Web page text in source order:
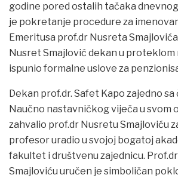
godine pored ostalih tačaka
je pokretanje procedure za
Emeritusa prof.dr Nusreta
Nusret Smajlović dekan u proteklom
ispunio formalne uslove za
Dekan prof.dr. Safet Kapo zajedno sa
Naučno nastavničkog viječa u svom
zahvalio prof.dr Nusretu Smajloviću
profesor uradio u svojoj bogatoj
fakultet i društvenu zajednicu.
Smajloviću uručen je simboličan